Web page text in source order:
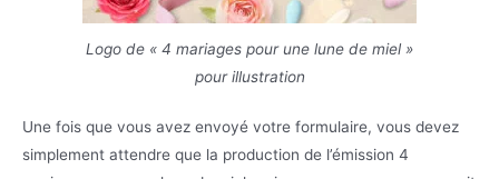
Logo de « 4 mariages pour une lune de miel »
pour illustration
Une fois que vous avez envoyé votre formulaire, vous devez
simplement attendre que la production de l’émission 4